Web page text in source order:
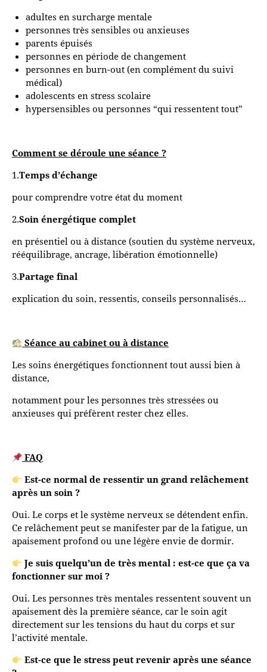
adultes en surcharge mentale
personnes très sensibles ou anxieuses
parents épuisés
personnes en période de changement
personnes en burn-out (en complément du suivi
médical)
adolescents en stress scolaire
hypersensibles ou personnes “qui ressentent tout”
Comment se déroule une séance ?
1.Temps d’échange
pour comprendre votre état du moment
2.Soin énergétique complet
en présentiel ou à distance (soutien du système nerveux,
rééquilibrage, ancrage, libération émotionnelle)
3.Partage final
explication du soin, ressentis, conseils personnalisés…
Séance au cabinet ou à distance
Les soins énergétiques fonctionnent tout aussi bien à
distance,
notamment pour les personnes très stressées ou
anxieuses qui préfèrent rester chez elles.
FAQ
Est-ce normal de ressentir un grand relâchement
après un soin ?
Oui. Le corps et le système nerveux se détendent enfin.
Ce relâchement peut se manifester par de la fatigue, un
apaisement profond ou une légère envie de dormir.
Je suis quelqu’un de très mental : est-ce que ça va
fonctionner sur moi ?
Oui. Les personnes très mentales ressentent souvent un
apaisement dès la première séance, car le soin agit
directement sur les tensions du haut du corps et sur
l’activité mentale.
Est-ce que le stress peut revenir après une séance